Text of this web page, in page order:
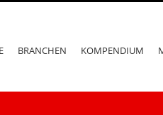
BRANCHEN KOMPENDIUM